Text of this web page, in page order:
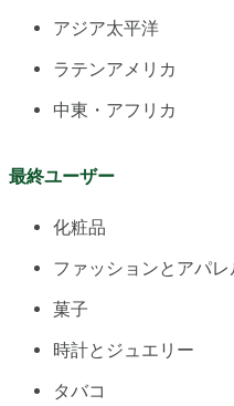
アジア太平洋
ラテンアメリカ
中東・アフリカ
最終ユーザー
化粧品
ファッションとアパレ
菓子
時計とジュエリー
タバコ